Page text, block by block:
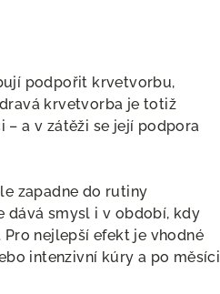
podpořit krvetvorbu,
krvetvorba je totiž
a v zátěži se její podpora
zapadne do rutiny
dává smysl i v období, kdy
nejlepší efekt je vhodné
intenzivní kúry a po měsíci